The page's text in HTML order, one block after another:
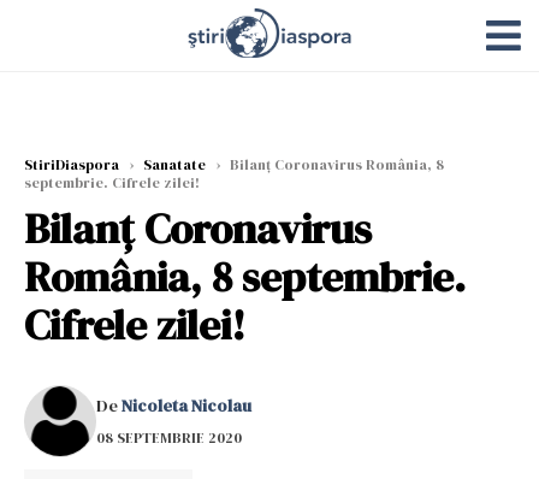
StiriDiaspora › Sanatate › Bilanț Coronavirus România, 8
septembrie. Cifrele zilei!
Bilanț Coronavirus
România, 8 septembrie.
Cifrele zilei!
DeNicoleta Nicolau
08 SEPTEMBRIE 2020